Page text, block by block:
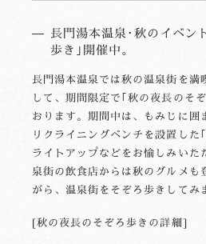
長門湯本温泉･秋のイベン
歩き｣開催中。
長門湯本温泉では秋の温泉街を満
して、期間限定で｢秋の夜長のそ
おります。期間中は、もみじに囲
リクライニングベンチを設置した
ライトアップなどをお愉しみいた
泉街の飲食店からは秋のグルメも
がら、温泉街をそぞろ歩きしてみ
[秋の夜長のそぞろ歩きの詳細]